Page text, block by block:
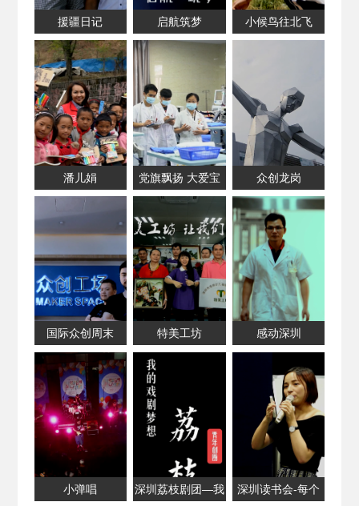
援疆日记 启航筑梦 小候鸟往北飞
潘儿娟
党旗飘扬 大爱宝
兴
众创龙岗
国际众创周末 特美工坊 感动深圳
小弹唱
深圳荔枝剧团—我
深圳读书会-每个